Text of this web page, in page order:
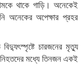
থাকে গাড়ি। অনেকেই
অনেকের অপেক্ষার প্রহর
চারজনের মৃত্যু
মধ্যে তিনজন একই